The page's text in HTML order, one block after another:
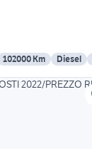
102000 Km Diesel